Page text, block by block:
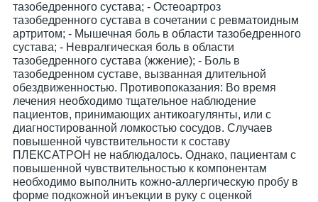
тазобедренного сустава; - Остеоартроз
тазобедренного сустава в сочетании с ревматоидным
артритом; - Мышечная боль в области тазобедренного
сустава; - Невралгическая боль в области
тазобедренного сустава (жжение); - Боль в
тазобедренном суставе, вызванная длительной
обездвиженностью. Противопоказания: Во время
лечения необходимо тщательное наблюдение
пациентов, принимающих антикоагулянты, или с
диагностированной ломкостью сосудов. Случаев
повышенной чувствительности к составу
ПЛЕКСАТРОН не наблюдалось. Однако, пациентам с
повышенной чувствительностью к компонентам
необходимо выполнить кожно-аллергическую пробу в
форме подкожной инъекции в руку с оценкой